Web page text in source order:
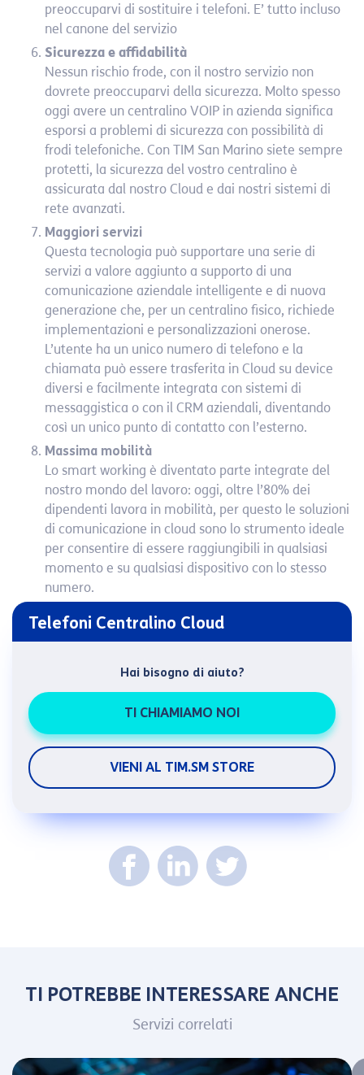
preoccuparvi di sostituire i telefoni. E’ tutto incluso
nel canone del servizio
Sicurezza e affidabilità
Nessun rischio frode, con il nostro servizio non
dovrete preoccuparvi della sicurezza. Molto spesso
oggi avere un centralino VOIP in azienda significa
esporsi a problemi di sicurezza con possibilità di
frodi telefoniche. Con TIM San Marino siete sempre
protetti, la sicurezza del vostro centralino è
assicurata dal nostro Cloud e dai nostri sistemi di
rete avanzati.
Maggiori servizi
Questa tecnologia può supportare una serie di
servizi a valore aggiunto a supporto di una
comunicazione aziendale intelligente e di nuova
generazione che, per un centralino fisico, richiede
implementazioni e personalizzazioni onerose.
L’utente ha un unico numero di telefono e la
chiamata può essere trasferita in Cloud su device
diversi e facilmente integrata con sistemi di
messaggistica o con il CRM aziendali, diventando
così un unico punto di contatto con l’esterno.
Massima mobilità
Lo smart working è diventato parte integrate del
nostro mondo del lavoro: oggi, oltre l’80% dei
dipendenti lavora in mobilità, per questo le soluzioni
di comunicazione in cloud sono lo strumento ideale
per consentire di essere raggiungibili in qualsiasi
momento e su qualsiasi dispositivo con lo stesso
numero.
Telefoni Centralino Cloud
Hai bisogno di aiuto?
TI CHIAMIAMO NOI
VIENI AL TIM.SM STORE
TI POTREBBE INTERESSARE ANCHE
Servizi correlati